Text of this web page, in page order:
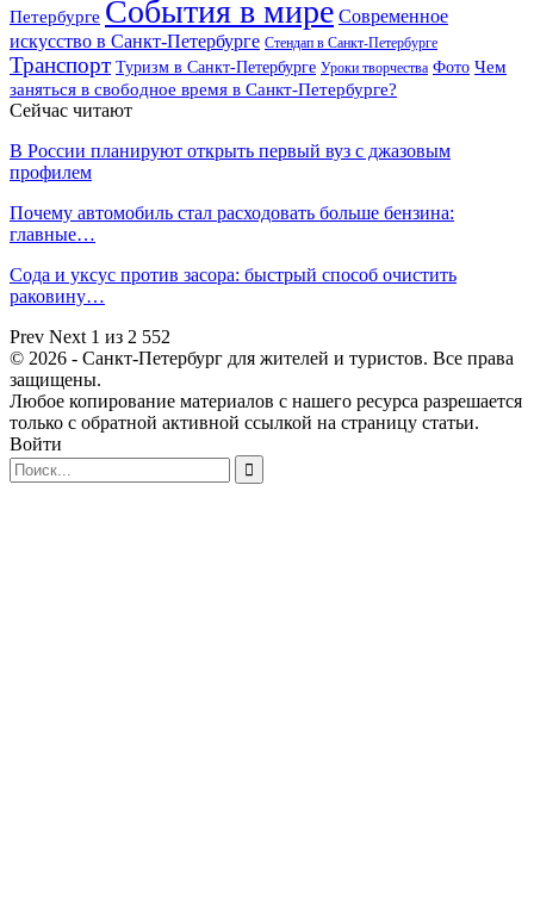
Петербурге События в мире Современное
искусство в Санкт-Петербурге Стендап в Санкт-Петербурге
Транспорт Туризм в Санкт-Петербурге Уроки творчества Фото Чем
заняться в свободное время в Санкт-Петербурге?
Сейчас читают
В России планируют открыть первый вуз с джазовым
профилем
Почему автомобиль стал расходовать больше бензина:
главные…
Сода и уксус против засора: быстрый способ очистить
раковину…
Prev Next 1 из 2 552
© 2026 - Санкт-Петербург для жителей и туристов. Все права
защищены.
Любое копирование материалов с нашего ресурса разрешается
только с обратной активной ссылкой на страницу статьи.
Войти